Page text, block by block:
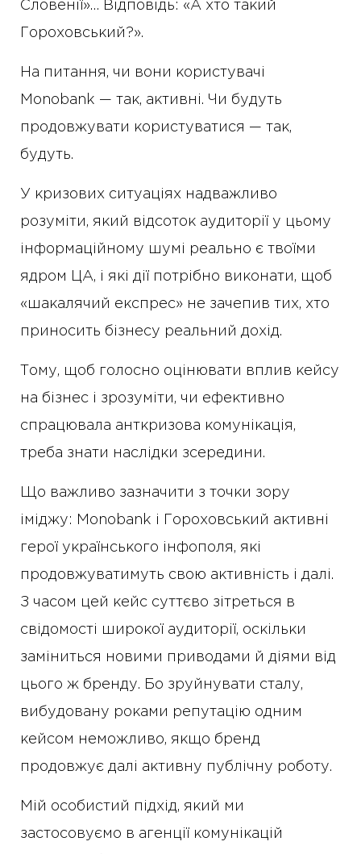
Словенії»… Відповідь: «А хто такий
Гороховський?».
На питання, чи вони користувачі
Monobank — так, активні. Чи будуть
продовжувати користуватися — так,
будуть.
У кризових ситуаціях надважливо
розуміти, який відсоток аудиторії у цьому
інформаційному шумі реально є твоїми
ядром ЦА, і які дії потрібно виконати, щоб
«шакалячий експрес» не зачепив тих, хто
приносить бізнесу реальний дохід.
Тому, щоб голосно оцінювати вплив кейсу
на бізнес і зрозуміти, чи ефективно
спрацювала анткризова комунікація,
треба знати наслідки зсередини.
Що важливо зазначити з точки зору
іміджу: Monobank і Гороховський активні
герої українського інфополя, які
продовжуватимуть свою активність і далі.
З часом цей кейс суттєво зітреться в
свідомості широкої аудиторії, оскільки
заміниться новими приводами й діями від
цього ж бренду. Бо зруйнувати сталу,
вибудовану роками репутацію одним
кейсом неможливо, якщо бренд
продовжує далі активну публічну роботу.
Мій особистий підхід, який ми
застосовуємо в агенції комунікацій